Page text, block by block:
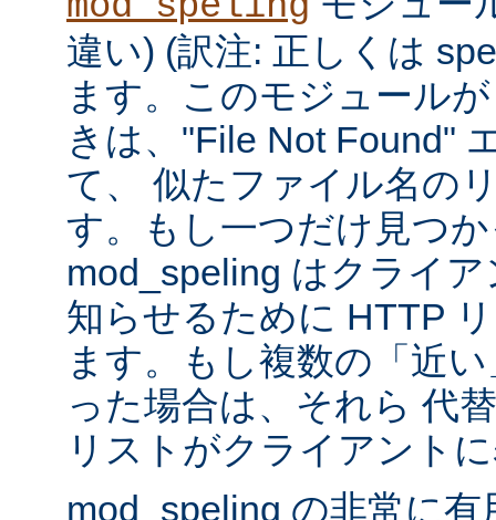
違い) (訳注: 正しくは
ます。このモジュール
きは、"File Not Found"
て、 似たファイル名の
す。もし一つだけ見つ
mod_speling はクライ
知らせるために HTTP
ます。もし複数の「近
った場合は、それら 代
リストがクライアント
mod_speling の非常に